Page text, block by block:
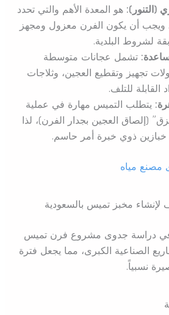
(التنور):هو المعدة الأهم والتي تحدد
ويجب أن يكون الفرن معزول ومجهز
لشروط البلدية.
تشمل عجانات متوسطة
تجهيز وتقطيع العجين، وثلاجات
القابلة للتلف.
يتطلب التميس مهارة في عملية
(إلصاق العجين بجدار الفرن)، لذا
ذوي خبرة أمر حاسم.
مياه
لإنشاء مخبز تميس بالسعودية
في دراسة جدوى مشروع فرن تميس
الصناعية الكبرى، مما يجعل فترة
نسبياً.